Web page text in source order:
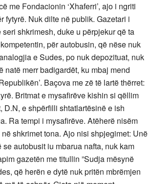
me Fondacionin ‘Xhaferri’, ajo i ngriti
fytyrë. Nuk dilte në publik. Gazetari i
shkrimesh, duke u përpjekur që ta
për autobusin, që nëse nuk
e Sudes, po nuk depozituat, nuk
natë merr badigardët, ku mbaj mend
Baçova me zë të lartë thërret:
Britmat e mysafirëve kishin si qëllim
e shpërfilli shtatlartësinë e ish
Ra tempi i mysafirëve. Atëherë nisëm
shkrimet tona. Ajo nisi shpjegimet: Unë
autobusit iu mbarua nafta, nuk kam
gazetën me titullin ”Sudja mësynë
që herën e dytë nuk pritën mbrëmjen